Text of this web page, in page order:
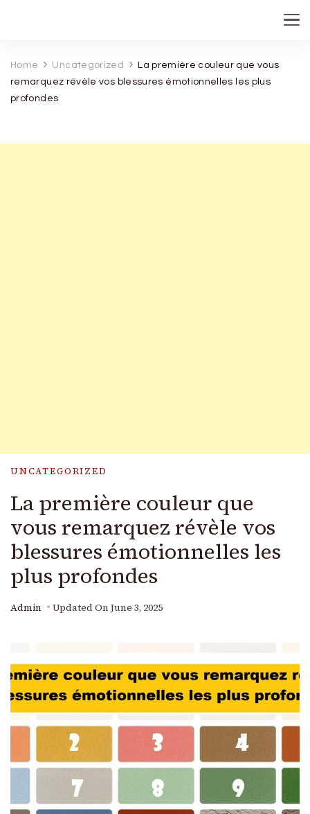
Home Uncategorized
La première couleur que vous
remarquez révèle vos blessures émotionnelles les plus
profondes
UNCATEGORIZED
La première couleur que
vous remarquez révèle vos
blessures émotionnelles les
plus profondes
Admin Updated On June 3, 2025